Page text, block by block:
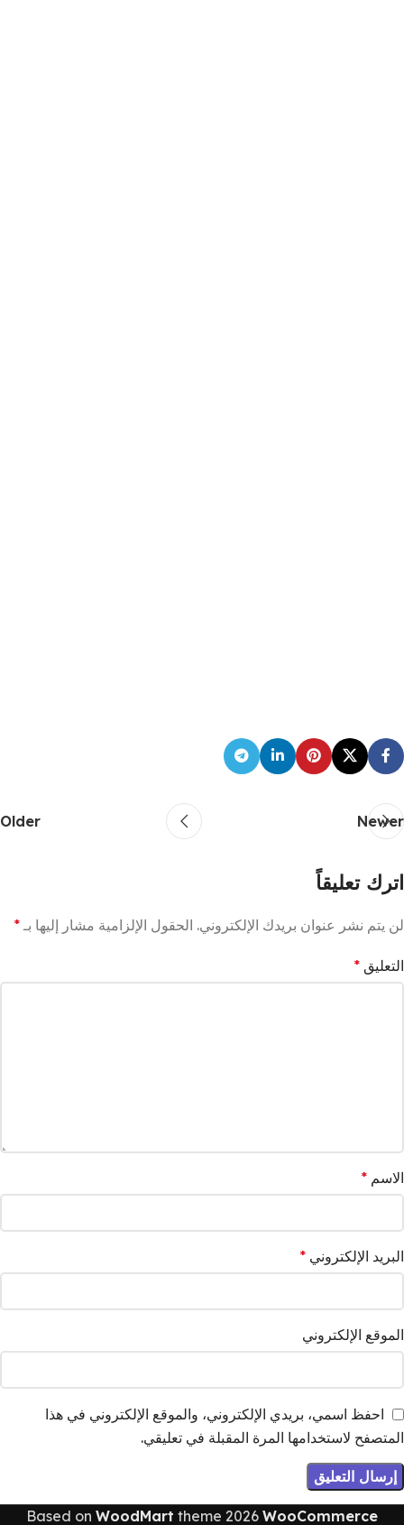
Newer
Older
اترك تعليقاً
لن يتم نشر عنوان بريدك الإلكتروني. الحقول الإلزامية مشار إليها بـ *
التعليق *
الاسم *
البريد الإلكتروني *
الموقع الإلكتروني
احفظ اسمي، بريدي الإلكتروني، والموقع الإلكتروني في هذا
المتصفح لاستخدامها المرة المقبلة في تعليقي.
Based on WoodMart theme 2026 WooCommerce